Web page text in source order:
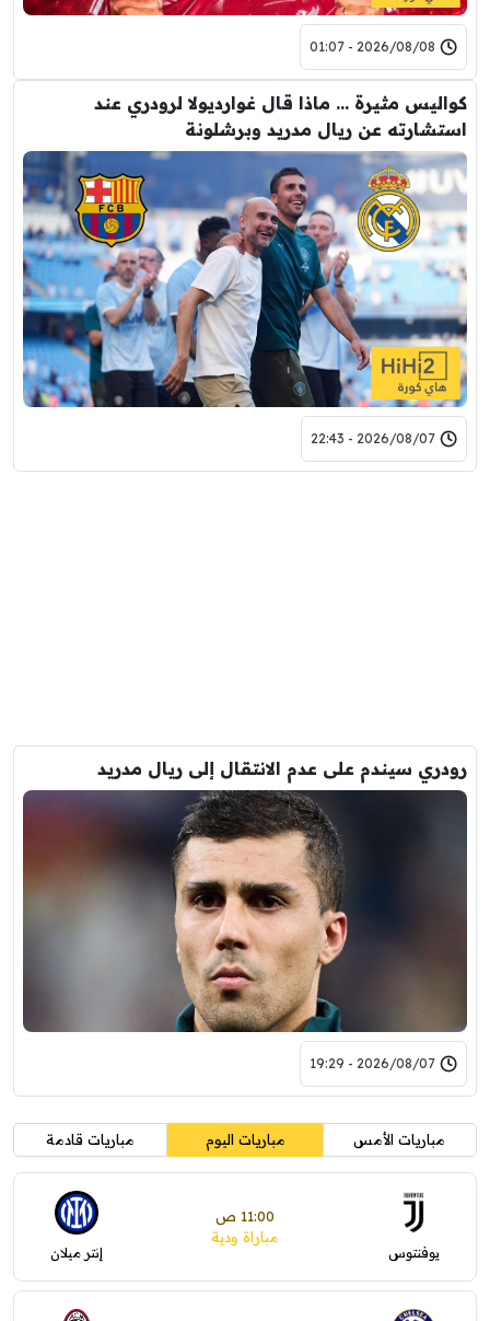
2026/08/08 - 01:07
كواليس مثيرة … ماذا قال غوارديولا لرودري عند
استشارته عن ريال مدريد وبرشلونة
2026/08/07 - 22:43
رودري سيندم على عدم الانتقال إلى ريال مدريد
2026/08/07 - 19:29
مباريات الأمس مباريات اليوم مباريات قادمة
يوفنتوس
11:00 ص
مباراة ودية
إنتر ميلان